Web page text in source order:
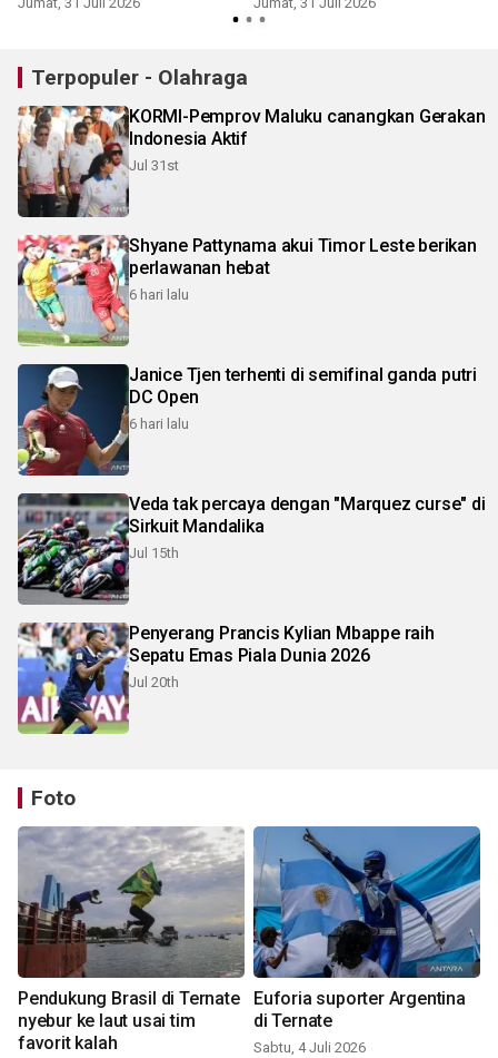
Terpopuler - Olahraga
KORMI-Pemprov Maluku canangkan Gerakan
Indonesia Aktif
Jul 31st
Shyane Pattynama akui Timor Leste berikan
perlawanan hebat
6 hari lalu
Janice Tjen terhenti di semifinal ganda putri
DC Open
6 hari lalu
Veda tak percaya dengan "Marquez curse" di
Sirkuit Mandalika
Jul 15th
Penyerang Prancis Kylian Mbappe raih
Sepatu Emas Piala Dunia 2026
Jul 20th
Foto
Pendukung Brasil di Ternate
nyebur ke laut usai tim
favorit kalah
Euforia suporter Argentina
di Ternate
Sabtu, 4 Juli 2026